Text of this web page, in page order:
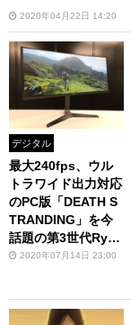
2020年04月22日 14:20
デジタル
最大240fps、ウル
トラワイド出力対応
のPC版「DEATH S
TRANDING」を今
話題の第3世代Ryze
n＆Radeon環境で
2020年07月14日 23:00